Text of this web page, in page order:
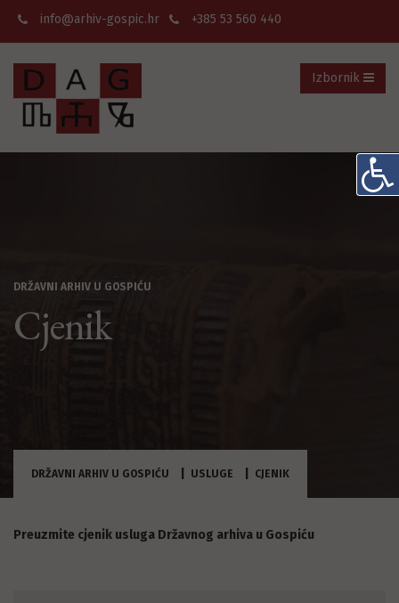
info@arhiv-gospic.hr +385 53 560 440
Izbornik
DRŽAVNI ARHIV U GOSPIĆU
Cjenik
DRŽAVNI ARHIV U GOSPIĆU USLUGE CJENIK
Preuzmite cjenik usluga Državnog arhiva u Gospiću